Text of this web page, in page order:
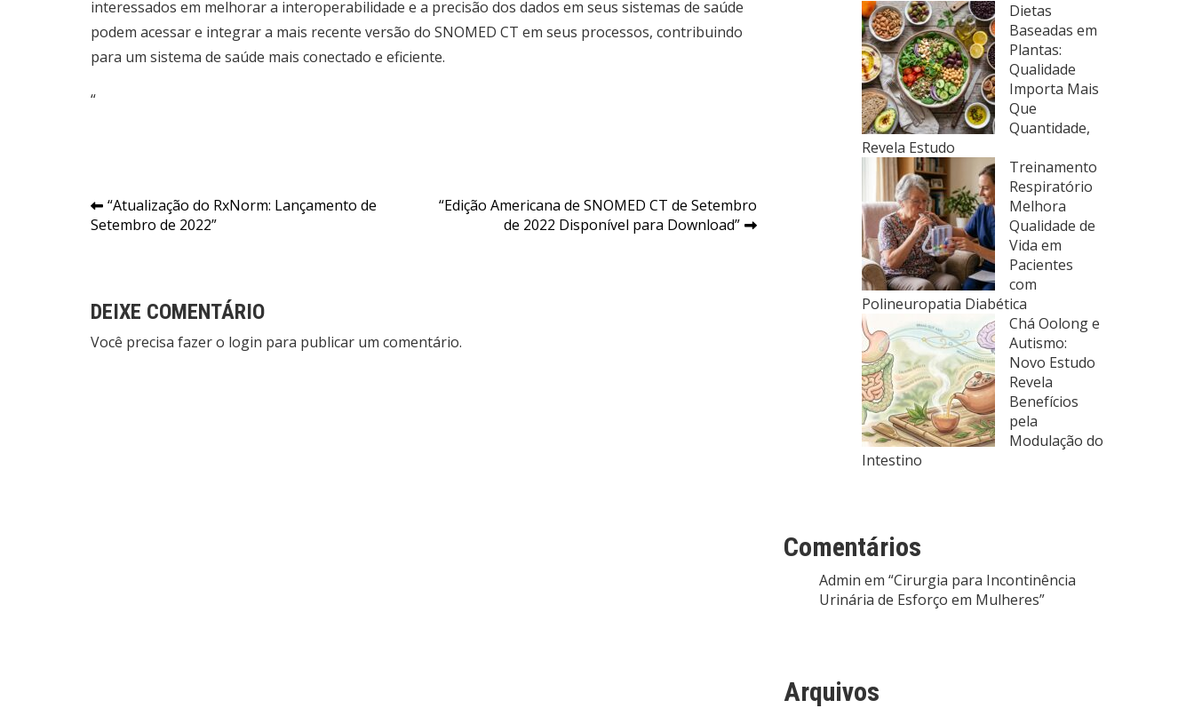
interessados em melhorar a interoperabilidade e a precisão dos dados em seus sistemas de saúde
podem acessar e integrar a mais recente versão do SNOMED CT em seus processos, contribuindo
para um sistema de saúde mais conectado e eficiente.
“
Navegação
de
“Atualização do RxNorm: Lançamento de
Setembro de 2022”
“Edição Americana de SNOMED CT de Setembro
de 2022 Disponível para Download”
DEIXE COMENTÁRIO
Você precisa fazer o login para publicar um comentário.
Dietas
Baseadas em
Plantas:
Qualidade
Importa Mais
Que
Quantidade,
Revela Estudo
Treinamento
Respiratório
Melhora
Qualidade de
Vida em
Pacientes
com
Polineuropatia Diabética
Chá Oolong e
Autismo:
Novo Estudo
Revela
Benefícios
pela
Modulação do
Intestino
Comentários
Admin em “Cirurgia para Incontinência
Urinária de Esforço em Mulheres”
Arquivos